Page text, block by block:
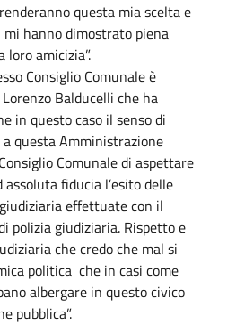
questa mia scelta e
hanno dimostrato piena
amicizia”.
Consiglio Comunale è
Balducelli che ha
in questo caso il senso di
questa Amministrazione
Comunale di aspettare
fiducia l’esito delle
effettuate con il
polizia giudiziaria. Rispetto e
che credo che mal si
politica che in casi come
albergare in questo civico
pubblica”.